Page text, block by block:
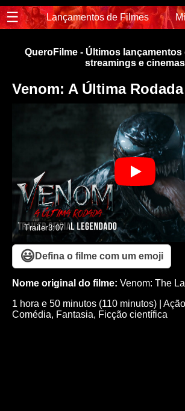
☰ Lançamentos de Filmes
QueroFilme - Últimos
streamings e cinemas
Venom: A Última Rodada
Trailer3:07
😃 Defina o filme com um emoji
Nome original do filme: Venom: The
1 hora e 50 minutos (110 minutos)
Ação
Comédia, Fantasia, Ficção científica